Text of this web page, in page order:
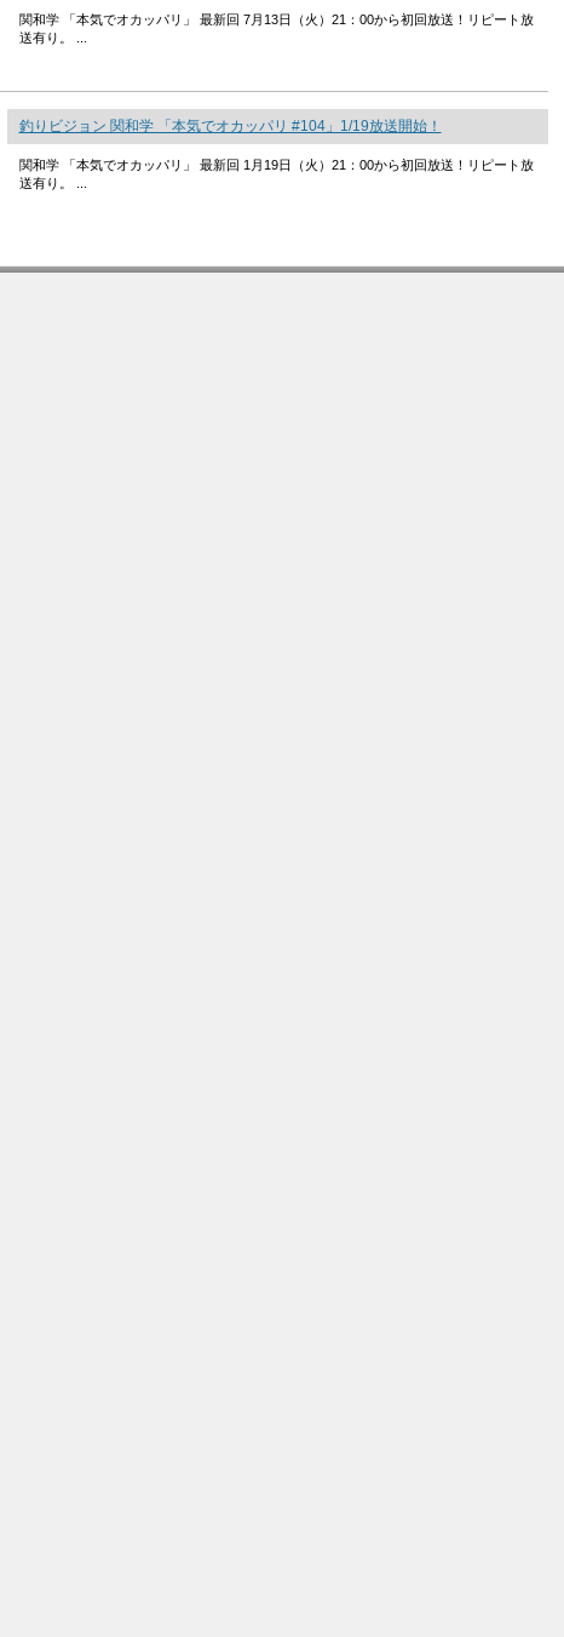
関和学 「本気でオカッパリ」 最新回 7月13日（火）21：00から初回放送！リピート放
送有り。 ...
釣りビジョン 関和学 「本気でオカッパリ #104」1/19放送開始！
関和学 「本気でオカッパリ」 最新回 1月19日（火）21：00から初回放送！リピート放
送有り。 ...